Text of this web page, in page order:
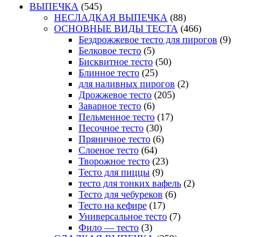
ВЫПЕЧКА (545)
НЕСЛАДКАЯ ВЫПЕЧКА (88)
ОСНОВНЫЕ ВИДЫ ТЕСТА (466)
Бездрожжевое тесто для пирогов (9)
Белковое тесто (5)
Бисквитное тесто (50)
Блинное тесто (25)
для наливных пирогов (2)
Дрожжевое тесто (205)
Заварное тесто (6)
Пельменное тесто (17)
Песочное тесто (30)
Пряничное тесто (6)
Слоеное тесто (64)
Творожное тесто (23)
Тесто для пиццы (9)
тесто для тонких вафель (2)
Тесто для чебуреков (6)
Тесто на кефире (17)
Универсальное тесто (7)
Фило — тесто (3)